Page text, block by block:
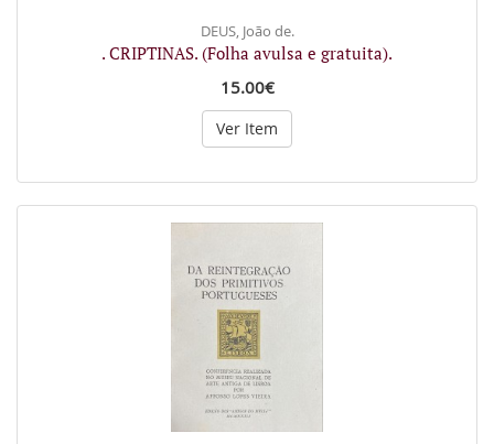
DEUS, João de.
. CRIPTINAS. (Folha avulsa e gratuita).
15.00€
Ver Item